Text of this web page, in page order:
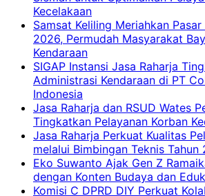
Kecelakaan
Samsat Keliling Meriahkan
2026, Permudah Masyarakat
Kendaraan
SIGAP Instansi Jasa Raharja
Administrasi Kendaraan di PT
Indonesia
Jasa Raharja dan RSUD Wates
Tingkatkan Pelayanan Korban
Jasa Raharja Perkuat Kualitas
melalui Bimbingan Teknis Tahun
Eko Suwanto Ajak Gen Z
dengan Konten Budaya dan
Komisi C DPRD DIY Perkuat